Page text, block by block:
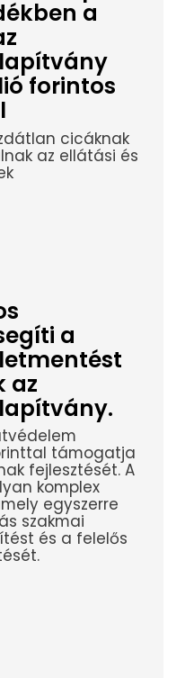
a
forintos
cicáknak
az ellátási és
a
az
támogatja
fejlesztését. A
komplex
egyszerre
szakmai
és a felelős